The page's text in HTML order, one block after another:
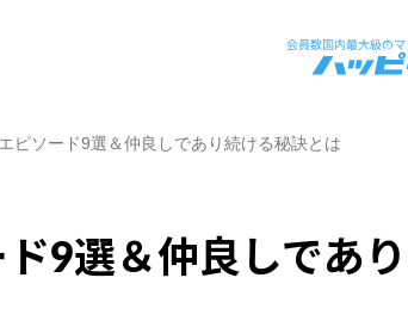
ピソード9選＆仲良しであり続ける秘訣とは
9選＆仲良しであり